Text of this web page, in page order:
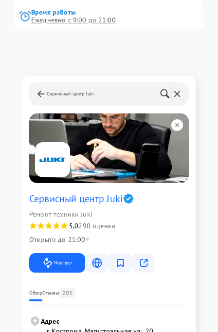
Время работы
Ежедневно с 9:00 до 21:00
Сервисный центр Juki
Сервисный центр Juki
Ремонт техники Juki
5,0290 оценки
Открыто до 21:00
Маршрут
ОбзорОтзывы 205
Адрес